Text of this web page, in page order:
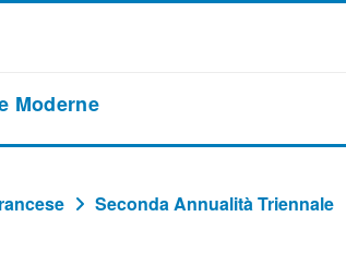
Moderne
Seconda Annualità Triennale